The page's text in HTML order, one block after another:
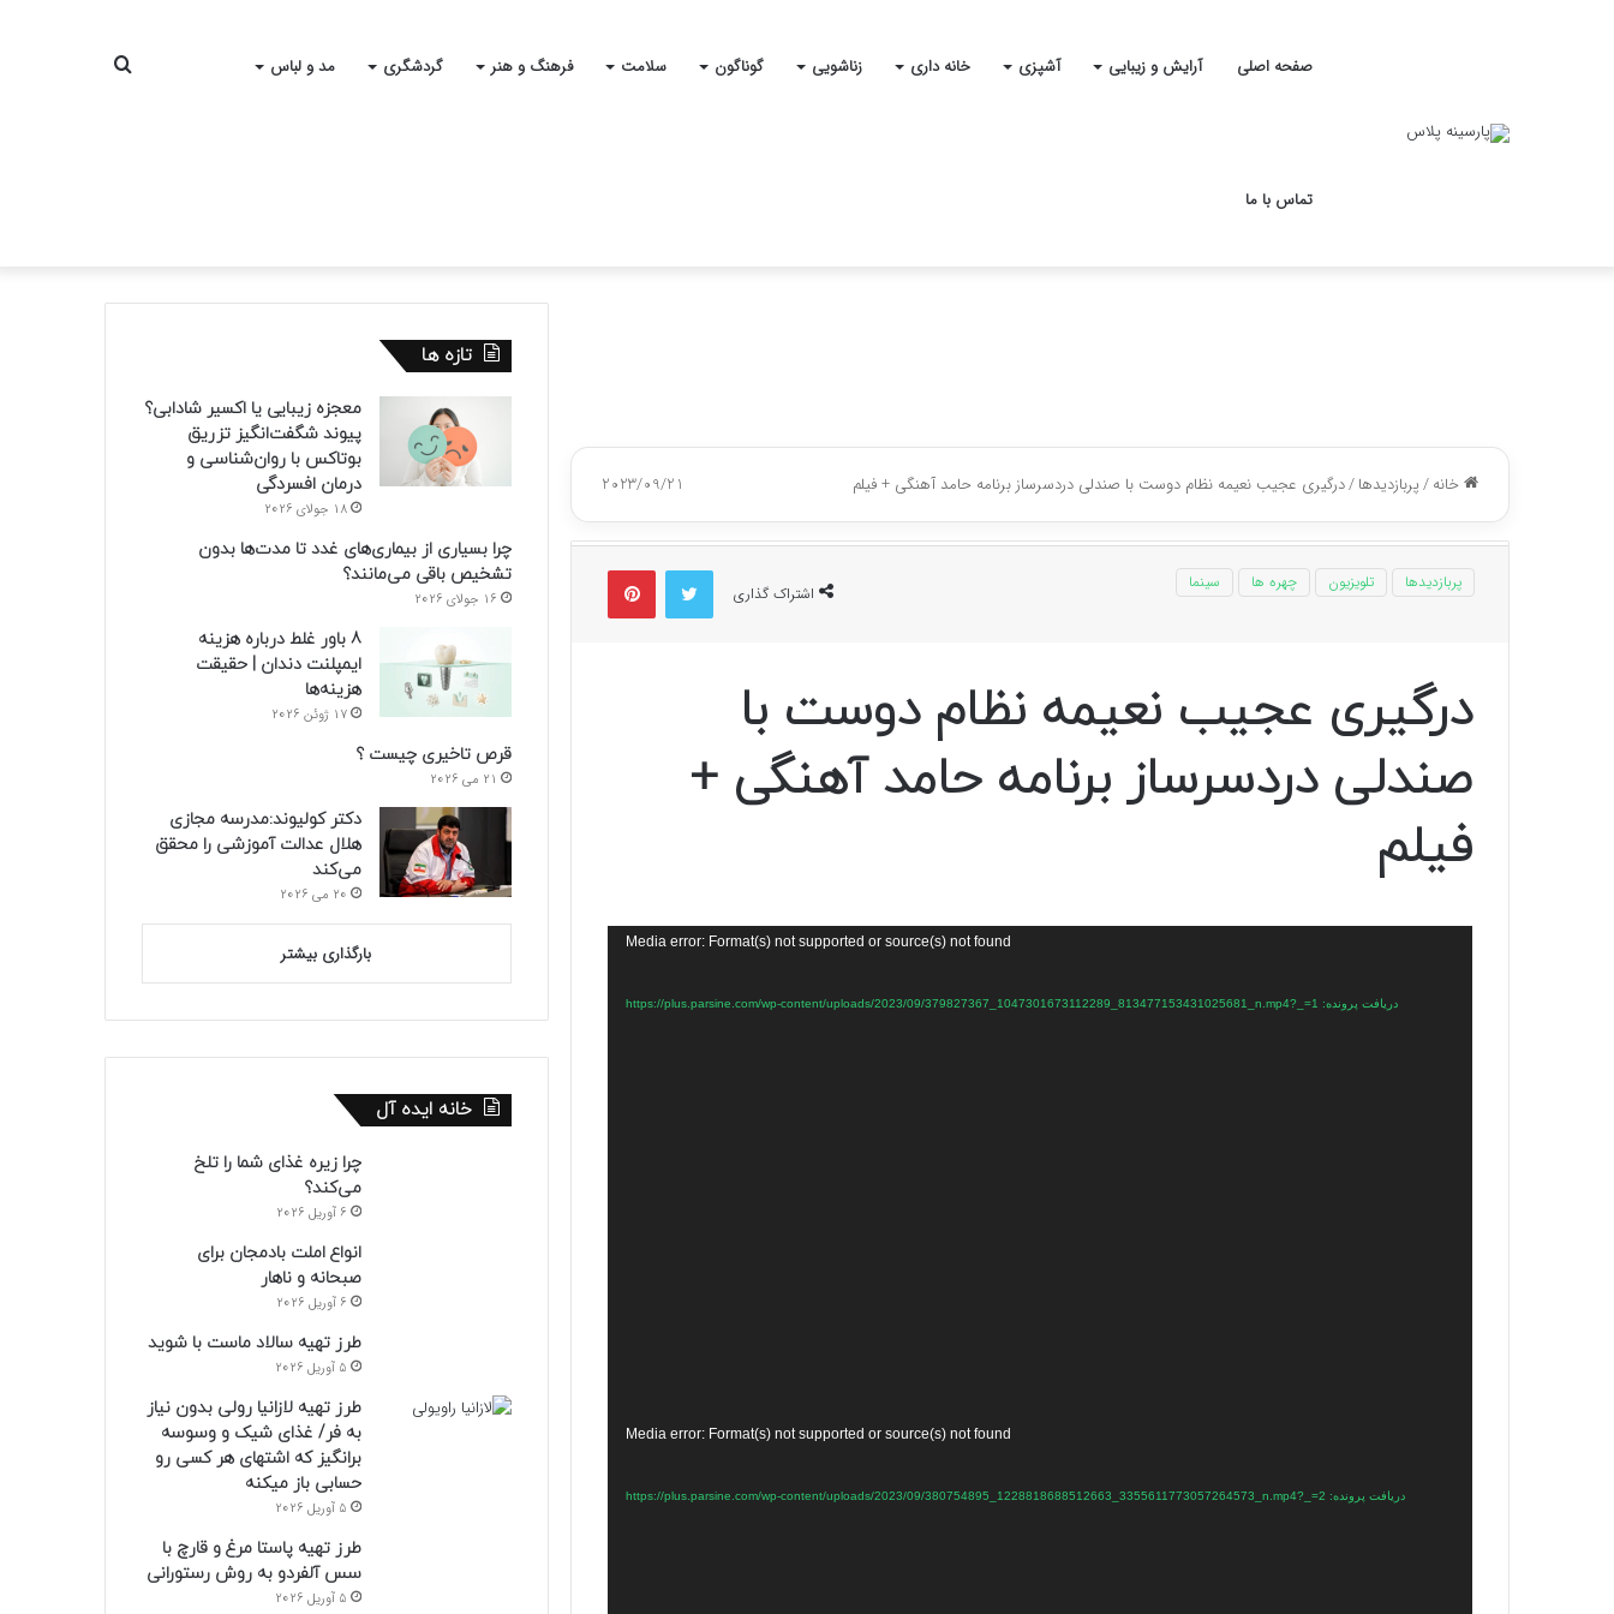
صفحه اصلی آرایش و زیبایی آشپزی خانه داری زناشویی گوناگون سلامت فرهنگ و هنر گردشگری مد و لباس
تماس با ما
جستجو
خانه/پربازدیدها/درگیری عجیب نعیمه نظام دوست با صندلی دردسرساز برنامه حامد آهنگی + فیلم 2023/09/21
اشتراک گذاری
توییتر پینتریست
پربازدیدها تلویزیون چهره ها سینما
درگیری عجیب نعیمه نظام دوست با
صندلی دردسرساز برنامه حامد آهنگی +
فیلم
Media error: Format(s) not supported or source(s) not found
دریافت پرونده: https://plus.parsine.com/wp-content/uploads/2023/09/379827367_1047301673112289_813477153431025681_n.mp4?_=1
Media error: Format(s) not supported or source(s) not found
دریافت پرونده: https://plus.parsine.com/wp-content/uploads/2023/09/380754895_1228818688512663_3355611773057264573_n.mp4?_=2
تازه ها
معجزه زیبایی یا اکسیر شادابی؟
پیوند شگفت‌انگیز تزریق
بوتاکس با روان‌شناسی و
درمان افسردگی
18 جولای 2026
چرا بسیاری از بیماری‌های غدد تا مدت‌ها بدون
تشخیص باقی می‌مانند؟
16 جولای 2026
8 باور غلط درباره هزینه
ایمپلنت دندان | حقیقت
هزینه‌ها
17 ژوئن 2026
قرص تاخیری چیست ؟
21 می 2026
دکتر کولیوند:مدرسه مجازی
هلال عدالت آموزشی را محقق
می‌کند
20 می 2026
بارگذاری بیشتر
خانه ایده آل
چرا زیره غذای شما را تلخ
می‌کند؟
6 آوریل 2026
انواع املت بادمجان برای
صبحانه و ناهار
6 آوریل 2026
طرز تهیه سالاد ماست با شوید
5 آوریل 2026
طرز تهیه لازانیا رولی بدون نیاز
به فر/ غذای شیک و وسوسه
برانگیز که اشتهای هر کسی رو
حسابی باز میکنه
5 آوریل 2026
طرز تهیه پاستا مرغ و قارچ با
سس آلفردو به روش رستورانی
5 آوریل 2026